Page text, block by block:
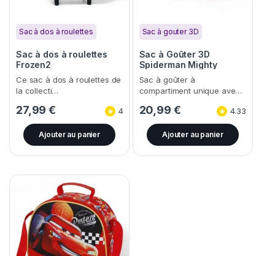
Sac à dos à roulettes
Sac à dos à roulettes
Frozen2
Ce sac à dos à roulettes de
la collecti…
27,99€ 4
Ajouter au panier
Sac à gouter 3D
Sac à Goûter 3D
Spiderman Mighty
Sac à goûter à
compartiment unique ave…
20,99 € 4.33
Ajouter au panier